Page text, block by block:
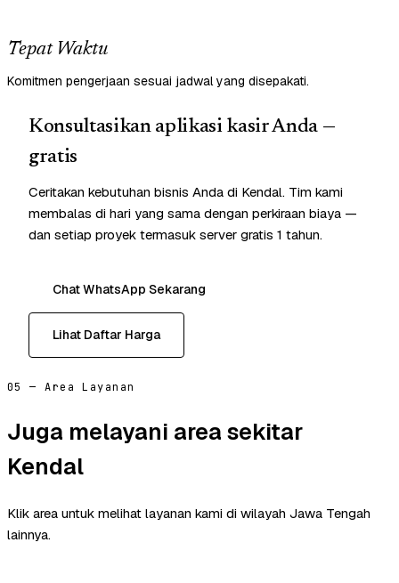
Tepat Waktu
Komitmen pengerjaan sesuai jadwal yang disepakati.
Konsultasikan aplikasi kasir Anda —
gratis
Ceritakan kebutuhan bisnis Anda di Kendal. Tim kami
membalas di hari yang sama dengan perkiraan biaya —
dan setiap proyek termasuk server gratis 1 tahun.
Chat WhatsApp Sekarang
Lihat Daftar Harga
05 — Area Layanan
Juga melayani area sekitar
Kendal
Klik area untuk melihat layanan kami di wilayah Jawa Tengah
lainnya.